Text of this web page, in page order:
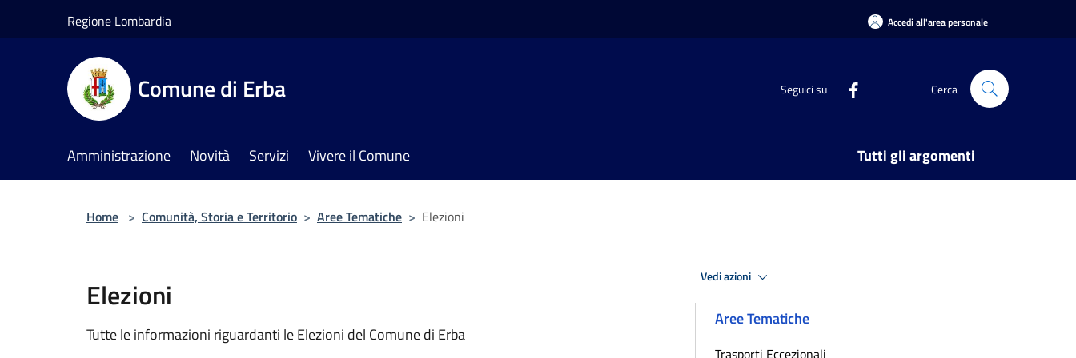
Regione Lombardia Accedi all'area personale
Comune di Erba Seguici su Cerca
Amministrazione Novità Servizi Vivere il Comune Tutti gli argomenti
Home > Comunità, Storia e Territorio > Aree Tematiche > Elezioni
Elezioni
Tutte le informazioni riguardanti le Elezioni del Comune di Erba
Vedi azioni
Aree Tematiche
Trasporti Eccezionali